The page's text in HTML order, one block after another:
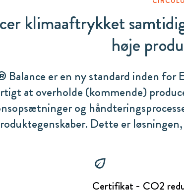
klimaaftrykket
høje
Balance er en ny standard inden
at overholde (kommende)
og
Dette er
eco
Certifikat - CO2